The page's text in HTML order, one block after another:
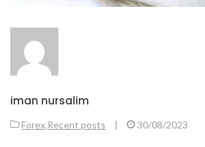
iman nursalim
Forex,Recent posts | 30/08/2023